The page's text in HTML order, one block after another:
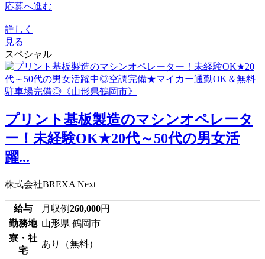
応募へ進む
詳しく
見る
スペシャル
プリント基板製造のマシンオペレータ
ー！未経験OK★20代～50代の男女活
躍...
株式会社BREXA Next
給与 月収例260,000円
勤務地 山形県 鶴岡市
寮・社
宅
あり（無料）